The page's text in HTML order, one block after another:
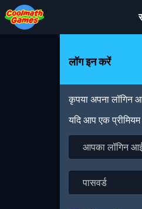
Skip
to
Top
Skip
to
Navigation
Skip
to
Main
Skip
to
Footer
Skip
to
main
लॉग इन करें
कृपया अपना लॉगिन
यदि आप एक
लॉगिन
या
उपनाम